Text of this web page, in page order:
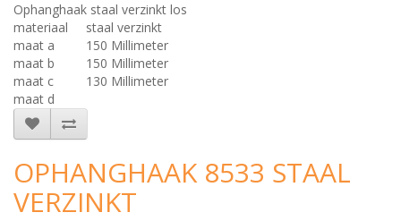
Ophanghaak staal verzinkt los
materiaal
staal verzinkt
maat a
150 Millimeter
maat b
150 Millimeter
maat c
130 Millimeter
maat d
OPHANGHAAK 8533 STAAL
VERZINKT